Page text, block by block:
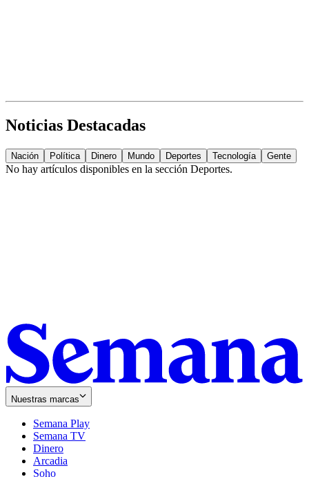
Noticias Destacadas
Nación Política Dinero Mundo Deportes Tecnología Gente
No hay artículos disponibles en la sección Deportes.
Nuestras marcas
Semana Play
Semana TV
Dinero
Arcadia
Soho